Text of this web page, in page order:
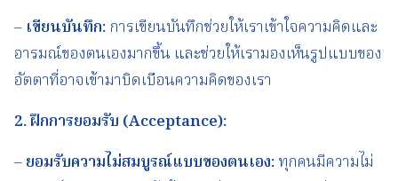
– เขียนบันทึก: การเขียนบันทึกช่วยให้เราเข้าใจความคิดและ
อารมณ์ของตนเองมากขึ้น และช่วยให้เรามองเห็นรูปแบบของ
อัตตาที่อาจเข้ามาบิดเบือนความคิดของเรา
2.ฝึกการยอมรับ (Acceptance):
–ยอมรับความไม่สมบูรณ์แบบของตนเอง:ทุกคนมีความไม่